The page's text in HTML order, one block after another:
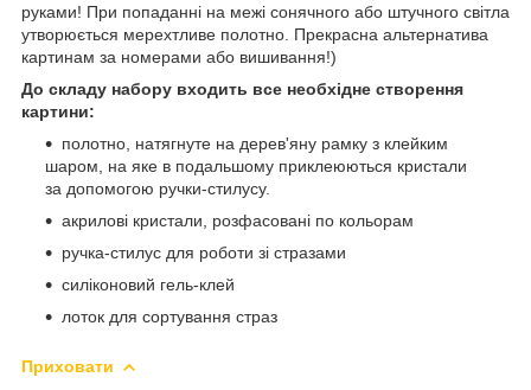
руками! При попаданні на межі сонячного або штучного світла
утворюється мерехтливе полотно. Прекрасна альтернатива
картинам за номерами або вишивання!)
До складу набору входить все необхідне створення
картини:
полотно, натягнуте на дерев'яну рамку з клейким
шаром, на яке в подальшому приклеюються кристали
за допомогою ручки-стилусу.
акрилові кристали, розфасовані по кольорам
ручка-стилус для роботи зі стразами
силіконовий гель-клей
лоток для сортування страз
Приховати